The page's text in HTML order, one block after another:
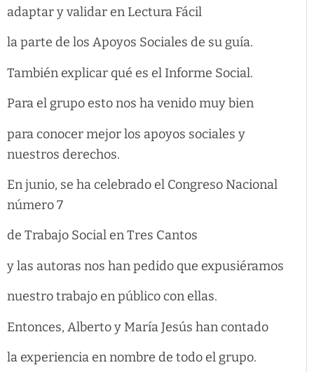
adaptar y validar en Lectura Fácil
la parte de los Apoyos Sociales de su guía.
También explicar qué es el Informe Social.
Para el grupo esto nos ha venido muy bien
para conocer mejor los apoyos sociales y
nuestros derechos.
En junio, se ha celebrado el Congreso Nacional
número 7
de Trabajo Social en Tres Cantos
y las autoras nos han pedido que expusiéramos
nuestro trabajo en público con ellas.
Entonces, Alberto y María Jesús han contado
la experiencia en nombre de todo el grupo.